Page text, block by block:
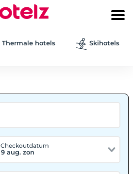
Thermale hotels Skihotels
Checkoutdatum
9 aug. zon